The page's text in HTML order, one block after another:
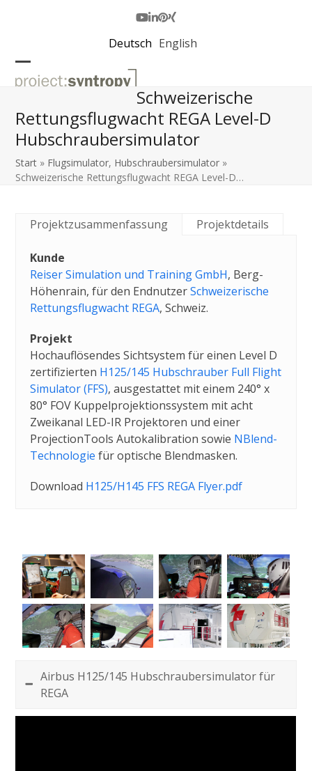
Deutsch English
Open
menu
Close
menu
Schweizerische
Rettungsflugwacht REGA Level-D
Hubschraubersimulator
Start » Flugsimulator, Hubschraubersimulator »
Schweizerische Rettungsflugwacht REGA Level-D…
Projektzusammenfassung Projektdetails
Kunde
Reiser Simulation und Training GmbH, Berg-
Höhenrain, für den EndnutzerSchweizerische
Rettungsflugwacht REGA, Schweiz.
Projekt
Hochauflösendes Sichtsystem für einen Level D
zertifizierten H125/145 Hubschrauber Full Flight
Simulator (FFS), ausgestattet mit einem 240° x
80° FOV Kuppelprojektionssystem mit acht
Zweikanal LED-IR Projektoren und einer
ProjectionTools Autokalibration sowie NBlend-
Technologie für optische Blendmasken.
Download H125/H145 FFS REGA Flyer.pdf
Airbus H125/145 Hubschraubersimulator für
REGA